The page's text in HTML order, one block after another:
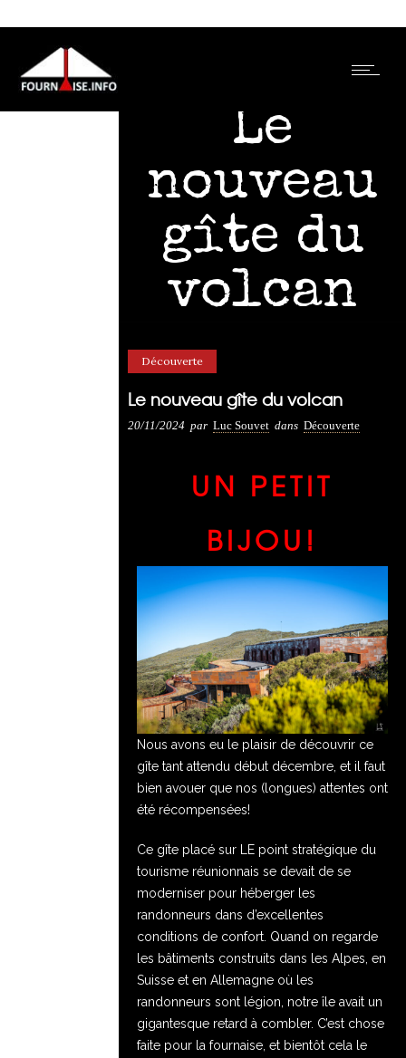
Le
nouveau
gîte du
volcan
1487 Views
Découverte
Le nouveau gîte du volcan
20/11/2024 par Luc Souvet dans Découverte
UN PETIT
BIJOU!
Nous avons eu le plaisir de découvrir ce
gîte tant attendu début décembre, et il faut
bien avouer que nos (longues) attentes ont
été récompensées!
Ce gîte placé sur LE point stratégique du
tourisme réunionnais se devait de se
moderniser pour héberger les
randonneurs dans d’excellentes
conditions de confort. Quand on regarde
les bâtiments construits dans les Alpes, en
Suisse et en Allemagne où les
randonneurs sont légion, notre île avait un
gigantesque retard à combler. C’est chose
faite pour la fournaise, et bientôt cela le